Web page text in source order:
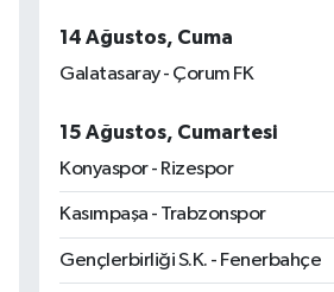
14 Ağustos, Cuma
Galatasaray - Çorum FK
15 Ağustos, Cumartesi
Konyaspor - Rizespor
Kasımpaşa - Trabzonspor
Gençlerbirliği S.K. - Fenerbahçe